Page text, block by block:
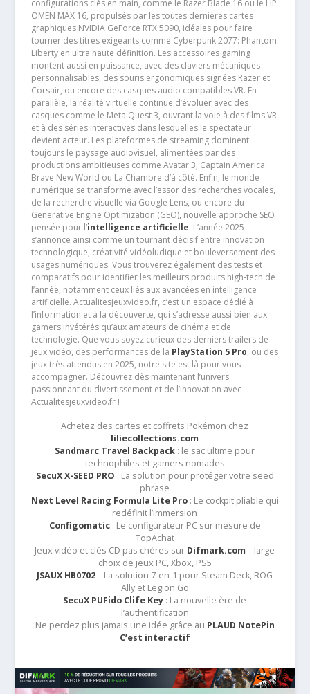
configurations clés en main, comme le Razer Blade 16 ou le HP
OMEN MAX 16, propulsés par les toutes dernières cartes
graphiques NVIDIA GeForce RTX 5090, idéales pour faire
tourner des titres exigeants comme Cyberpunk 2077: Phantom
Liberty en ultra haute définition. Les accessoires gaming
montent aussi en puissance, avec des claviers mécaniques
personnalisables, des souris ergonomiques signées Razer et
Corsair, ou encore des casques audio compatibles VR. En
parallèle, la réalité virtuelle continue d’évoluer avec des
casques comme le Meta Quest 3, ouvrant la voie à des films VR
et à des séries interactives dans lesquelles le spectateur
devient acteur. Les plateformes de streaming dominent
toujours le paysage audiovisuel, alimentées par des
productions ambitieuses comme Avatar 3, Captain America:
Brave New World ou La Chambre d’à côté. Enfin, le monde
numérique se transforme avec l’essor des recherches vocales,
de la recherche visuelle via Google Lens, ou encore du
Generative Engine Optimization (GEO), nouvelle approche SEO
pensée pour l’intelligence artificielle. L’année 2025
s’annonce ainsi comme un tournant décisif entre innovation
technologique, créativité vidéoludique et bouleversement des
usages numériques. Vous trouverez également des tests et
comparatifs pour identifier les meilleurs produits high-tech de
l’année, notamment ceux liés aux avancées en intelligence
artificielle. Actualitesjeuxvideo.fr, c’est un espace dédié à
l’information et à la découverte, qui s’adresse aussi bien aux
gamers invétérés qu’aux amateurs de cinéma et de
technologie. Que vous soyez curieux des derniers trailers de
jeux vidéo, des performances de la PlayStation 5 Pro, ou des
jeux très attendus en 2025, notre site est là pour vous
accompagner. Découvrez dès maintenant l’univers
passionnant du divertissement et de l’innovation avec
Actualitesjeuxvideo.fr !
Achetez des cartes et coffrets Pokémon chez
liliecollections.com
Sandmarc Travel Backpack : le sac ultime pour
technophiles et gamers nomades
SecuX X-SEED PRO : La solution pour protéger votre seed
phrase
Next Level Racing Formula Lite Pro: Le cockpit pliable qui
redéfinit l’immersion
Configomatic: Le configurateur PC sur mesure de
TopAchat
Jeux vidéo et clés CD pas chères sur Difmark.com – large
choix de jeux PC, Xbox, PS5
JSAUX HB0702– La solution 7-en-1 pour Steam Deck, ROG
Ally et Legion Go
SecuX PUFido Clife Key : La nouvelle ère de
l’authentification
Ne perdez plus jamais une idée grâce au PLAUD NotePin
C’est interactif